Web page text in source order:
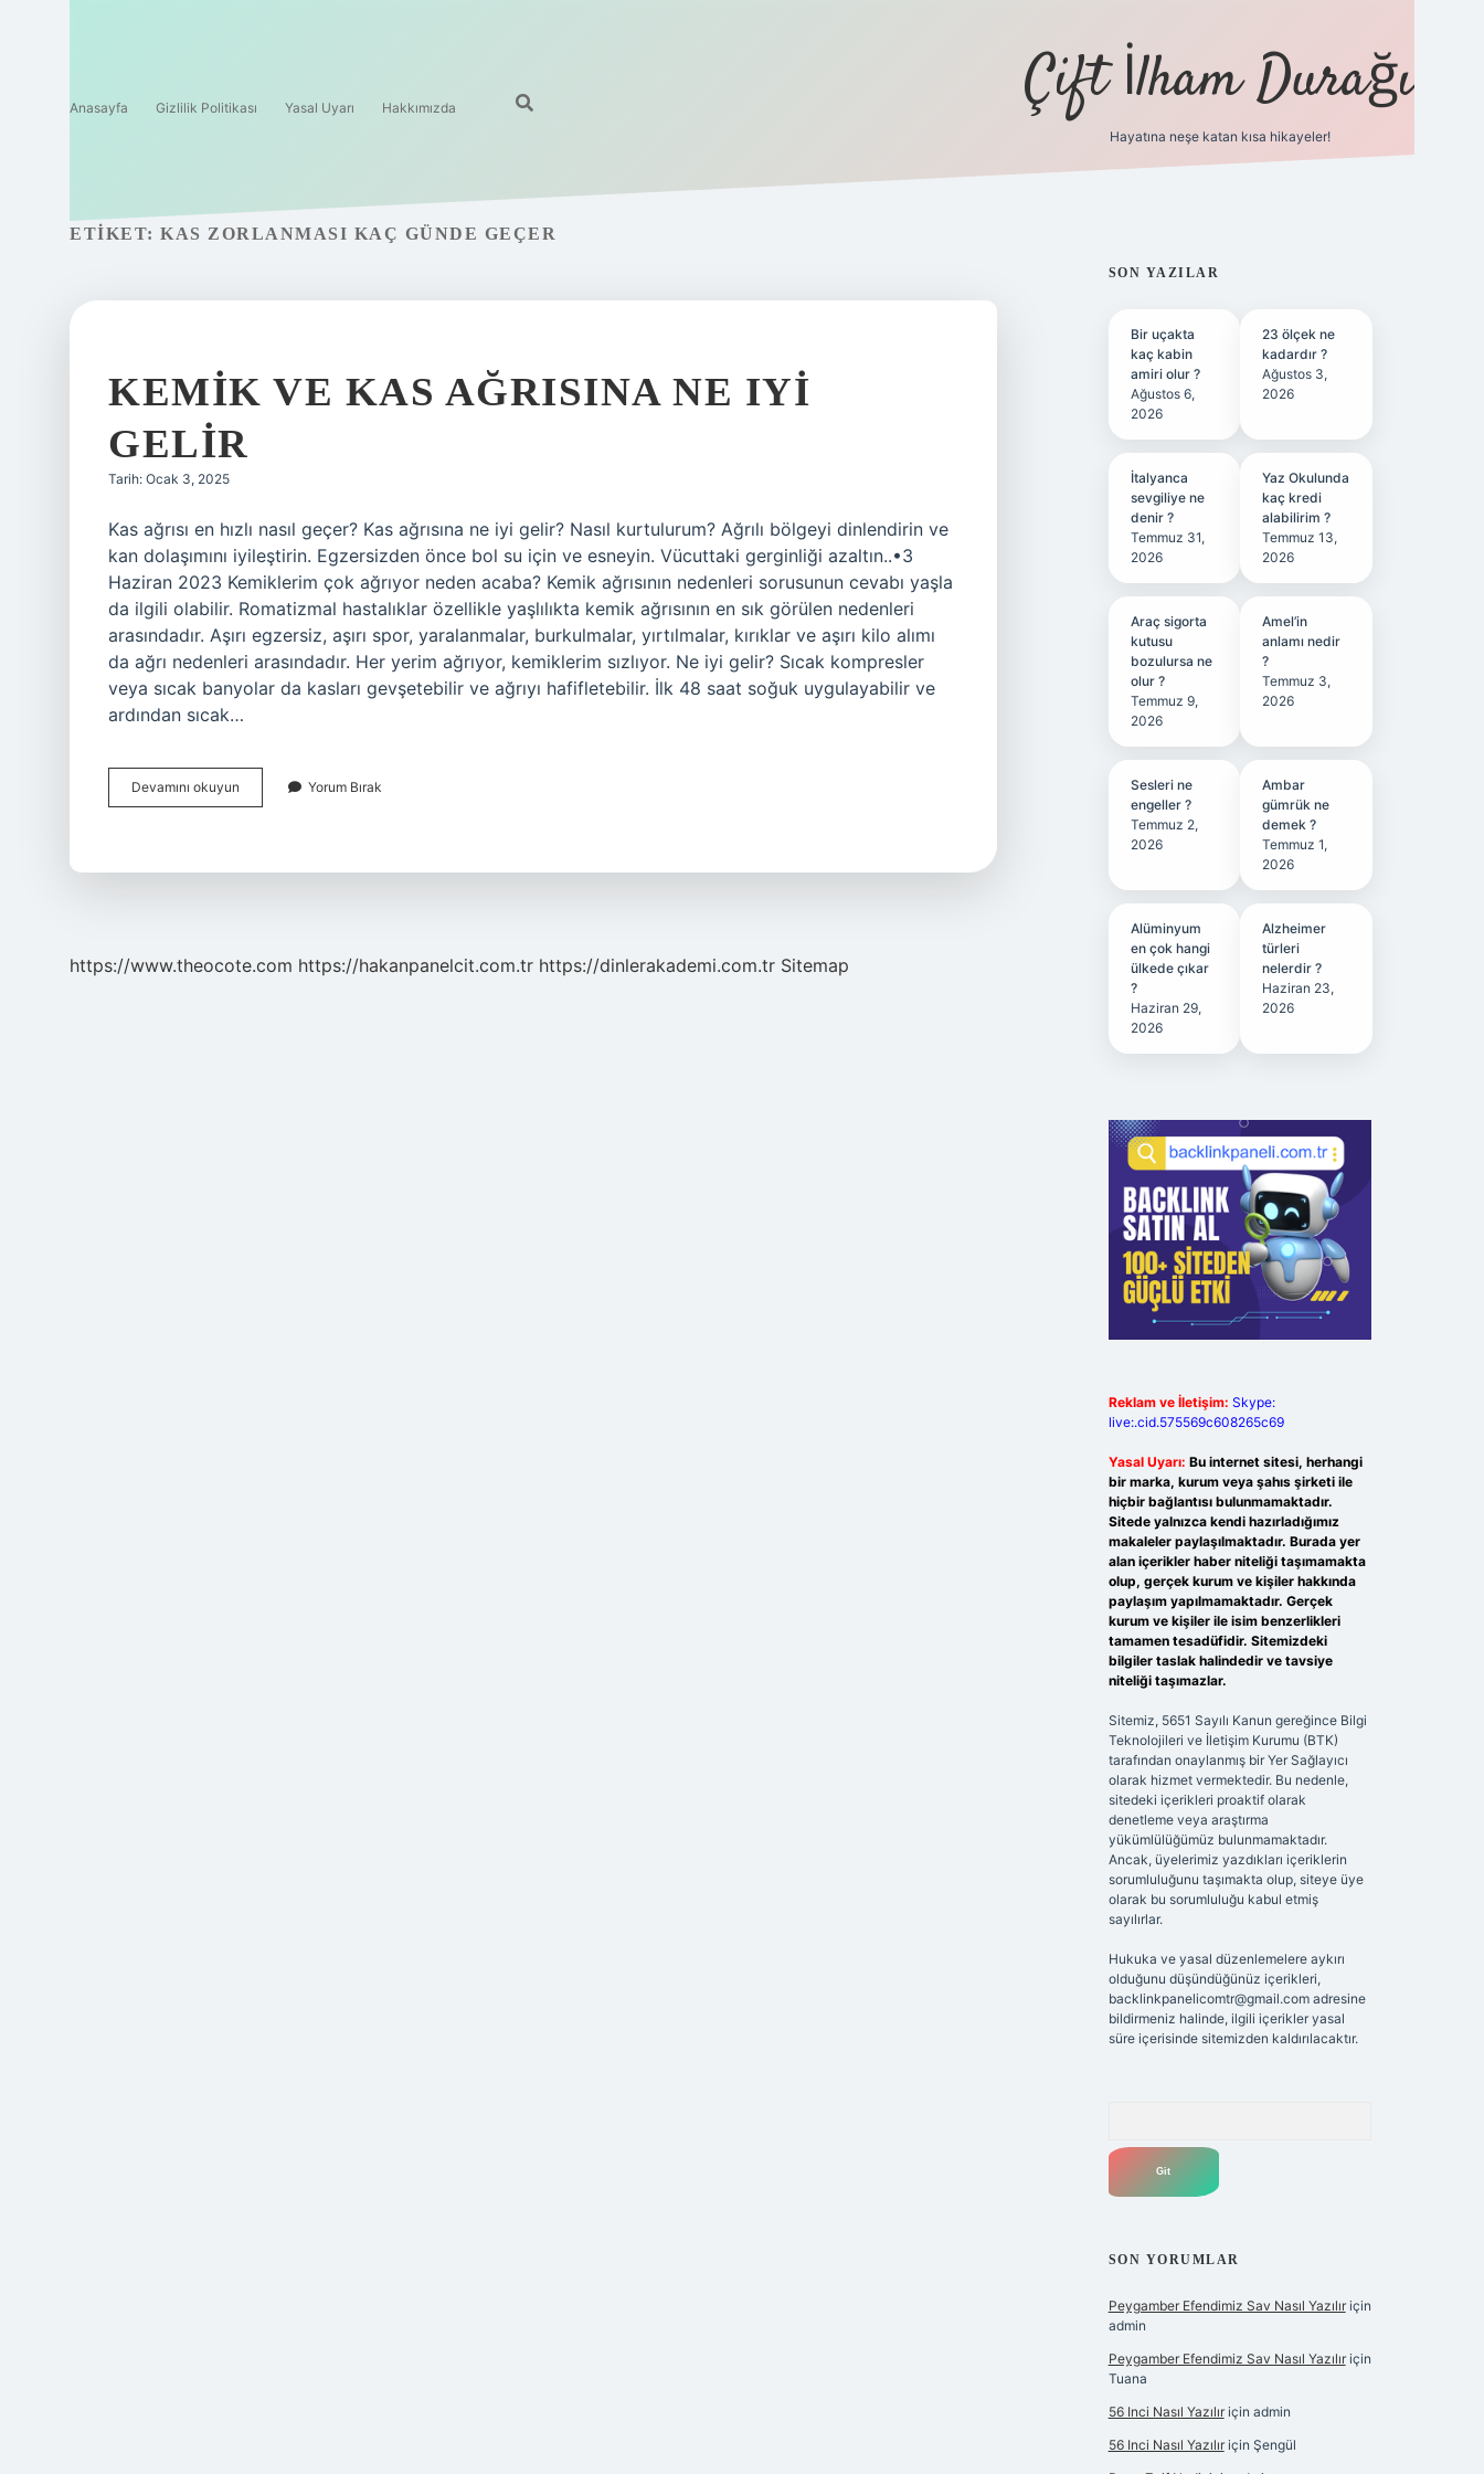
Anasayfa Gizlilik Politikası Yasal Uyarı Hakkımızda Çift İlham Durağı
Hayatına neşe katan kısa hikayeler!
ETIKET: KAS ZORLANMASI KAÇ GÜNDE GEÇER
KEMIK VE KAS AĞRISINA NE IYI
GELIR
Tarih: Ocak 3, 2025
Kas ağrısı en hızlı nasıl geçer? Kas ağrısına ne iyi gelir? Nasıl kurtulurum? Ağrılı bölgeyi dinlendirin ve
kan dolaşımını iyileştirin. Egzersizden önce bol su için ve esneyin. Vücuttaki gerginliği azaltın..•3
Haziran 2023 Kemiklerim çok ağrıyor neden acaba? Kemik ağrısının nedenleri sorusunun cevabı yaşla
da ilgili olabilir. Romatizmal hastalıklar özellikle yaşlılıkta kemik ağrısının en sık görülen nedenleri
arasındadır. Aşırı egzersiz, aşırı spor, yaralanmalar, burkulmalar, yırtılmalar, kırıklar ve aşırı kilo alımı
da ağrı nedenleri arasındadır. Her yerim ağrıyor, kemiklerim sızlıyor. Ne iyi gelir? Sıcak kompresler
veya sıcak banyolar da kasları gevşetebilir ve ağrıyı hafifletebilir. İlk 48 saat soğuk uygulayabilir ve
ardından sıcak…
Devamını okuyun
Ve
Yorum Bırak
https://www.theocote.com https://hakanpanelcit.com.tr https://dinlerakademi.com.tr Sitemap
SIDEBAR
SON YAZILAR
Bir uçakta
kaç kabin
amiri olur ?
Ağustos 6,
2026
23 ölçek ne
kadardır ?
Ağustos 3,
2026
İtalyanca
sevgiliye ne
denir ?
Temmuz 31,
2026
Yaz Okulunda
kaç kredi
alabilirim ?
Temmuz 13,
2026
Araç sigorta
kutusu
bozulursa ne
olur ?
Temmuz 9,
2026
Amel’in
anlamı nedir
?
Temmuz 3,
2026
Sesleri ne
engeller ?
Temmuz 2,
2026
Ambar
gümrük ne
demek ?
Temmuz 1,
2026
Alüminyum
en çok hangi
ülkede çıkar
?
Haziran 29,
2026
Alzheimer
türleri
nelerdir ?
Haziran 23,
2026
Reklam ve İletişim: Skype:
live:.cid.575569c608265c69
Yasal Uyarı: Bu internet sitesi, herhangi
bir marka, kurum veya şahıs şirketi ile
hiçbir bağlantısı bulunmamaktadır.
Sitede yalnızca kendi hazırladığımız
makaleler paylaşılmaktadır. Burada yer
alan içerikler haber niteliği taşımamakta
olup, gerçek kurum ve kişiler hakkında
paylaşım yapılmamaktadır. Gerçek
kurum ve kişiler ile isim benzerlikleri
tamamen tesadüfidir. Sitemizdeki
bilgiler taslak halindedir ve tavsiye
niteliği taşımazlar.
Sitemiz, 5651 Sayılı Kanun gereğince Bilgi
Teknolojileri ve İletişim Kurumu (BTK)
tarafından onaylanmış bir Yer Sağlayıcı
olarak hizmet vermektedir. Bu nedenle,
sitedeki içerikleri proaktif olarak
denetleme veya araştırma
yükümlülüğümüz bulunmamaktadır.
Ancak, üyelerimiz yazdıkları içeriklerin
sorumluluğunu taşımakta olup, siteye üye
olarak bu sorumluluğu kabul etmiş
sayılırlar.
Hukuka ve yasal düzenlemelere aykırı
olduğunu düşündüğünüz içerikleri,
backlinkpanelicomtr@gmail.comadresine
bildirmeniz halinde, ilgili içerikler yasal
süre içerisinde sitemizden kaldırılacaktır.
SON YORUMLAR
Peygamber Efendimiz Sav Nasıl Yazılıriçin
admin
Peygamber Efendimiz Sav Nasıl Yazılıriçin
Tuana
56 Inci Nasıl Yazılıriçin admin
56 Inci Nasıl Yazılıriçin Şengül